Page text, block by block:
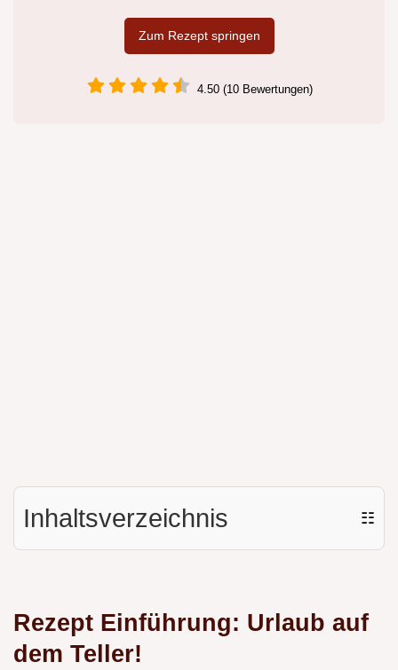
Zum Rezept springen
4.50 (10 Bewertungen)
Inhaltsverzeichnis ☷
Rezept Einführung: Urlaub auf
dem Teller!